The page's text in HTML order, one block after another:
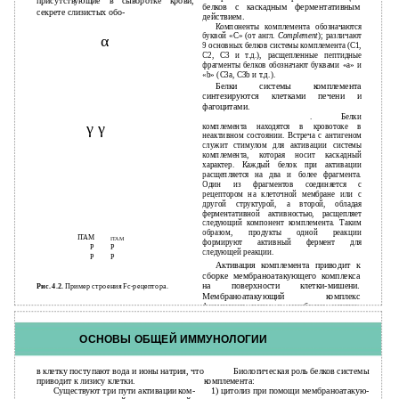
секрете слизистых обо-
α
γ γ
ITAM ITAM
P
P
P
P
Рис. 4.2.Пример строения Fс-рецептора.
белков с каскадным ферментативным
действием.
Компоненты комплемента обозначаются
буквой «С» (от англ. Complement); различают
9 основных белков системы комплемента (С1,
С2, С3 и т.д.), расщепленные пептидные
фрагменты белков обозначают буквами «а» и
«b» (С3а, С3b и т.д.).
Белки системы комплемента
синтезируются клетками печени и
фагоцитами.
. Белки
комплемента находятся в кровотоке в
неактивном состоянии. Встреча с антигеном
служит стимулом для активации системы
комплемента, которая носит каскадный
характер. Каждый белок при активации
расщепляется на два и более фрагмента.
Один из фрагментов соединяется с
рецептором на клеточной мембране или с
другой структурой, а второй, обладая
ферментативной активностью, расщепляет
следующий компонент комплемента. Таким
образом, продукты одной реакции
формируют активный фермент для
следующей реакции.
Активация комплемента приводит к
сборке мембраноатакующего комплекса
на поверхности клетки-мишени.
Мембраноатакующий комплекс
формирует поры в мембране клетки-
43
ОСНОВЫ ОБЩЕЙ ИММУНОЛОГИИ
в клетку поступают вода и ионы натрия, что
Биологическая роль белков системы
приводит к лизису клетки.
комплемента:
Существуют три пути активации ком- 1) цитолиз при помощи мембраноатакую-